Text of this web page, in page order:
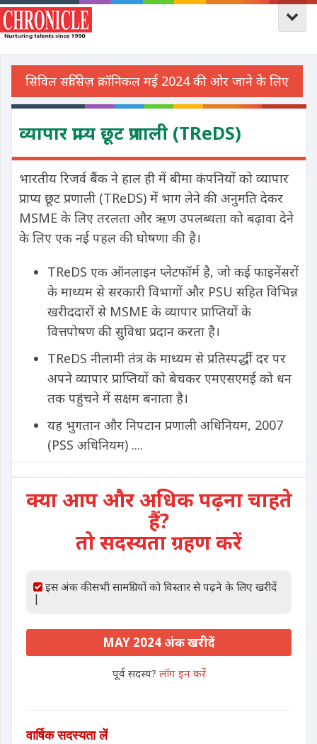
व्यापार प्राप्य छूट प्रणाली (TReDS)
भारतीय रिजर्व बैंक ने हाल ही में बीमा कंपनियों को व्यापार
प्राप्य छूट प्रणाली (TReDS) में भाग लेने की अनुमति देकर
MSME के लिए तरलता और ऋण उपलब्धता को बढ़ावा देने
के लिए एक नई पहल की घोषणा की है।
TReDS एक ऑनलाइन प्लेटफॉर्म है, जो कई फाइनेंसरों
के माध्यम से सरकारी विभागों और PSU सहित विभिन्न
खरीददारों से MSME के व्यापार प्राप्तियों के
वित्तपोषण की सुविधा प्रदान करता है।
TReDS नीलामी तंत्र के माध्यम से प्रतिस्पर्द्धी दर पर
अपने व्यापार प्राप्तियों को बेचकर एमएसएमई को धन
तक पहुंचने में सक्षम बनाता है।
यह भुगतान और निपटान प्रणाली अधिनियम, 2007
(PSS अधिनियम) ....
क्या आप और अधिक पढ़ना चाहते
हैं?
तो सदस्यता ग्रहण करें
इस अंक की सभी सामग्रियों को विस्तार से पढ़ने के लिए खरीदें
|
MAY 2024 अंक खरीदें
पूर्व सदस्य? लॉग इन करें
वार्षिक सदस्यता लें